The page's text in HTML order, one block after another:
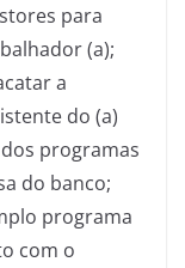
para
(a);
a
do (a)
programas
do banco;
programa
com o